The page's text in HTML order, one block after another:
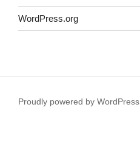
WordPress.org
Proudly powered by WordPress